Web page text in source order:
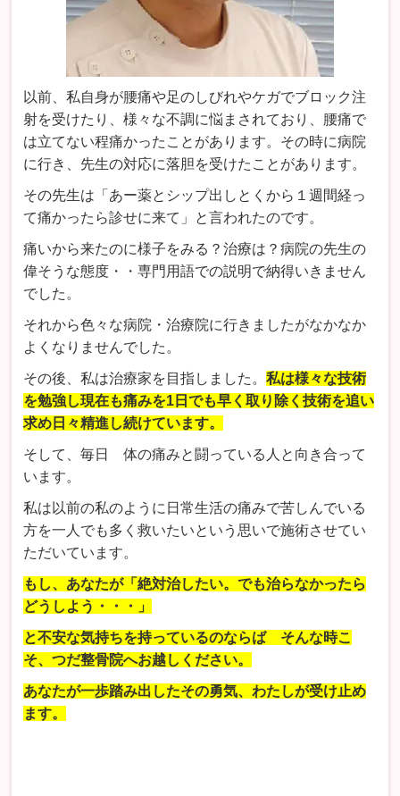
以前、私自身が腰痛や足のしびれやケガでブロック注
射を受けたり、様々な不調に悩まされており、腰痛で
は立てない程痛かったことがあります。その時に病院
に行き、先生の対応に落胆を受けたことがあります。
その先生は「あー薬とシップ出しとくから１週間経っ
て痛かったら診せに来て」と言われたのです。
痛いから来たのに様子をみる？治療は？病院の先生の
偉そうな態度・・専門用語での説明で納得いきません
でした。
それから色々な病院・治療院に行きましたがなかなか
よくなりませんでした。
その後、私は治療家を目指しました。私は様々な技術
を勉強し現在も痛みを1日でも早く取り除く技術を追い
求め日々精進し続けています。
そして、毎日 体の痛みと闘っている人と向き合って
います。
私は以前の私のように日常生活の痛みで苦しんでいる
方を一人でも多く救いたいという思いで施術させてい
ただいています。
もし、あなたが「絶対治したい。でも治らなかったら
どうしよう・・・」
と不安な気持ちを持っているのならば そんな時こ
そ、つだ整骨院へお越しください。
あなたが一歩踏み出したその勇気、わたしが受け止め
ます。